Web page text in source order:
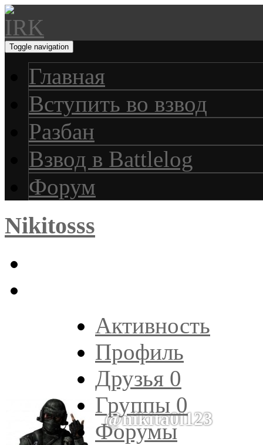
Toggle navigation
Главная
Вступить во взвод
Разбан
Взвод в Battlelog
Форум
Nikitosss
@nikita0l123
Активность
Профиль
Друзья 0
Группы 0
Форумы